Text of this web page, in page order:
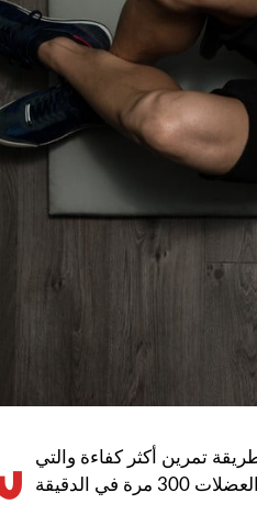
تمرين أكثر كفاءة والتي
الوقت المناسب لممارسة التمارين 🔥